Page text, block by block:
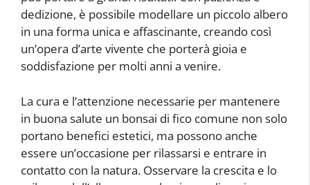
dedizione, è possibile modellare un piccolo albero
in una forma unica e affascinante, creando così
un’opera d’arte vivente che porterà gioia e
soddisfazione per molti anni a venire.
La cura e l’attenzione necessarie per mantenere
in buona salute un bonsai di fico comune non solo
portano benefici estetici, ma possono anche
essere un’occasione per rilassarsi e entrare in
contatto con la natura. Osservare la crescita e lo